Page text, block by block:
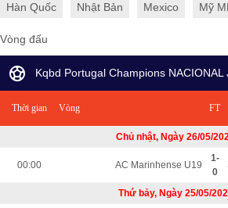
Hàn Quốc Nhật Bản Mexico Mỹ
Vòng đấu
Kqbd Portugal Champions NACIONAL
Thời gian Vòng FT
Chủ nhật, Ngày 26/05/
00:00 AC Marinhense U19
1-
0
Thứ bảy, Ngày 25/05/